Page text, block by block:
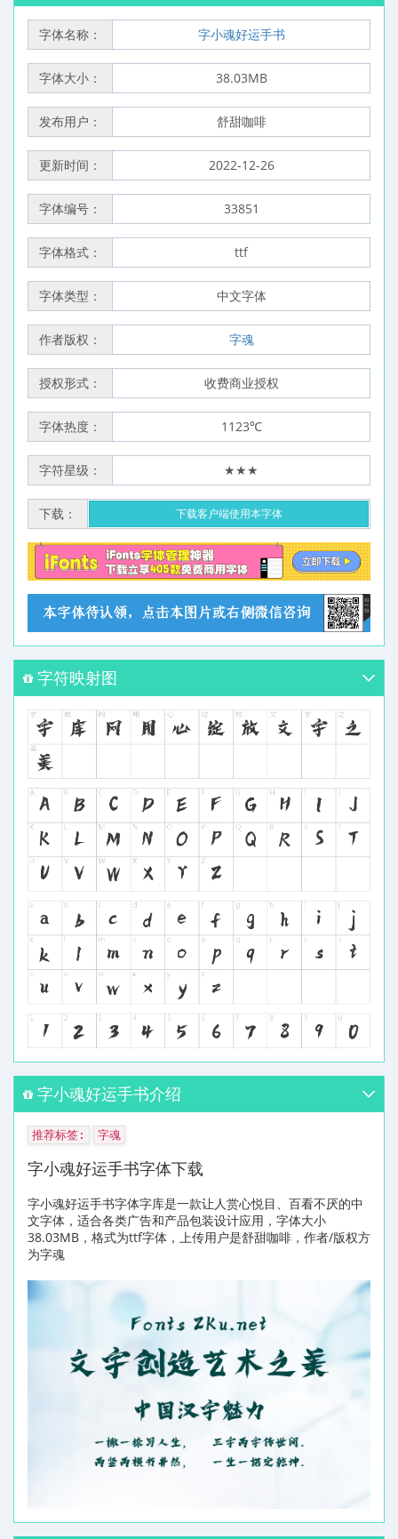
字体名称： 字小魂好运手书
字体大小： 38.03MB
发布用户： 舒甜咖啡
更新时间： 2022-12-26
字体编号： 33851
字体格式： ttf
字体类型： 中文字体
作者版权： 字魂
授权形式： 收费商业授权
字体热度： 1123℃
字符星级： ★★★
下载： 下载客户端使用本字体
字符映射图
字小魂好运手书介绍
推荐标签: 字魂
字小魂好运手书字体下载
字小魂好运手书字体字库是一款让人赏心悦目、百看不厌的中
文字体，适合各类广告和产品包装设计应用，字体大小
38.03MB，格式为ttf字体，上传用户是舒甜咖啡，作者/版权方
为字魂